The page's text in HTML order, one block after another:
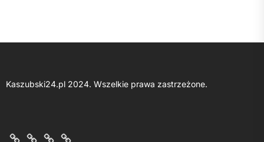
Kaszubski24.pl 2024. Wszelkie prawa zastrzeżone.
O KontaktPolitykaRegulamin